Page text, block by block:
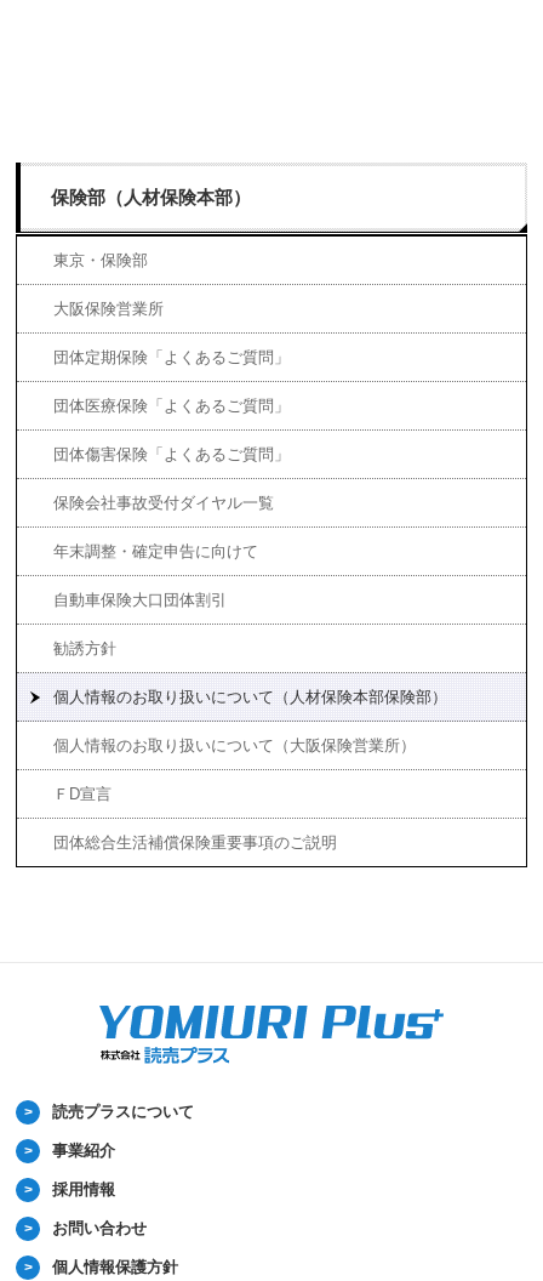
保険部（人材保険本部）
東京・保険部
大阪保険営業所
団体定期保険「よくあるご質問」
団体医療保険「よくあるご質問」
団体傷害保険「よくあるご質問」
保険会社事故受付ダイヤル一覧
年末調整・確定申告に向けて
自動車保険大口団体割引
勧誘方針
個人情報のお取り扱いについて（人材保険本部保険部）
個人情報のお取り扱いについて（大阪保険営業所）
ＦD宣言
団体総合生活補償保険重要事項のご説明
読売プラスについて
事業紹介
採用情報
お問い合わせ
個人情報保護方針